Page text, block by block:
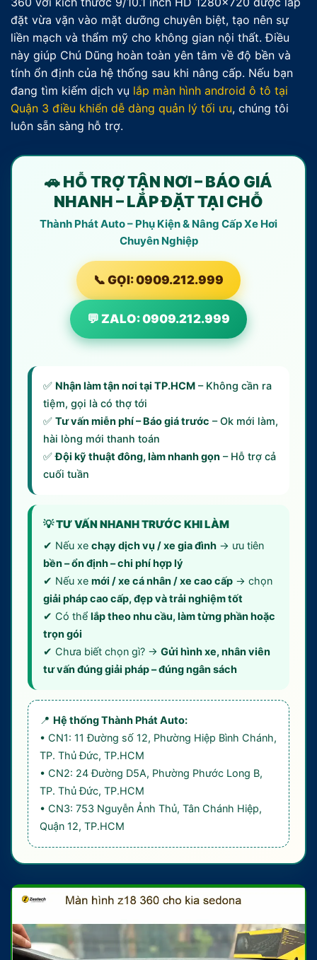
đặt vừa vặn vào mặt dưỡng chuyên biệt, tạo nên sự
liền mạch và thẩm mỹ cho không gian nội thất. Điều
này giúp Chú Dũng hoàn toàn yên tâm về độ bền và
tính ổn định của hệ thống sau khi nâng cấp. Nếu bạn
đang tìm kiếm dịch vụ lắp màn hình android ô tô tại
Quận 3 điều khiển dễ dàng quản lý tối ưu, chúng tôi
luôn sẵn sàng hỗ trợ.
🚗 HỖ TRỢ TẬN NƠI – BÁO GIÁ
NHANH – LẮP ĐẶT TẠI CHỖ
Thành Phát Auto – Phụ Kiện & Nâng Cấp Xe Hơi
Chuyên Nghiệp
📞 GỌI: 0909.212.999
💬 ZALO: 0909.212.999
✅ Nhận làm tận nơi tại TP.HCM – Không cần ra
tiệm, gọi là có thợ tới
✅ Tư vấn miễn phí – Báo giá trước – Ok mới làm,
hài lòng mới thanh toán
✅Đội kỹ thuật đông, làm nhanh gọn – Hỗ trợ cả
cuối tuần
💡 TƯ VẤN NHANH TRƯỚC KHI LÀM
✔ Nếu xe chạy dịch vụ / xe gia đình → ưu tiên
bền – ổn định – chi phí hợp lý
✔ Nếu xe mới / xe cá nhân / xe cao cấp → chọn
giải pháp cao cấp, đẹp và trải nghiệm tốt
✔ Có thể lắp theo nhu cầu, làm từng phần hoặc
trọn gói
✔ Chưa biết chọn gì? → Gửi hình xe, nhân viên
tư vấn đúng giải pháp – đúng ngân sách
📍 Hệ thống Thành Phát Auto:
• CN1: 11 Đường số 12, Phường Hiệp Bình Chánh,
TP. Thủ Đức, TP.HCM
• CN2: 24 Đường D5A, Phường Phước Long B,
TP. Thủ Đức, TP.HCM
• CN3: 753 Nguyễn Ảnh Thủ, Tân Chánh Hiệp,
Quận 12, TP.HCM